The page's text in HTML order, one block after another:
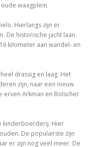
waagplein.
Hierlangs zijn er
De historische jacht laan
kilometer aan wandel- en
drassig en laag. Het
zijn, naar een nieuw
erven Arkman en Bolscher
kinderboerderij. Hier
De populairste zijn
er zijn nog veel meer. De